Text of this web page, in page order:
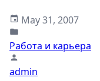
May 31, 2007
Работа и карьера
admin